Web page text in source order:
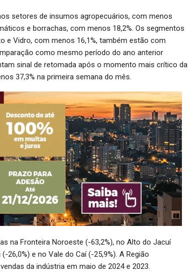
setores de insumos agropecuários, com menos
e borrachas, com menos 18,2%. Os segmentos
e Vidro, com menos 16,1%, também estão com
como mesmo período do ano anterior
sinal de retomada após o momento mais crítico da
37,3% na primeira semana do mês.
na Fronteira Noroeste (-63,2%), no Alto do Jacuí
26,0%) e no Vale do Caí (-25,9%). A Região
da indústria em maio de 2024 e 2023.